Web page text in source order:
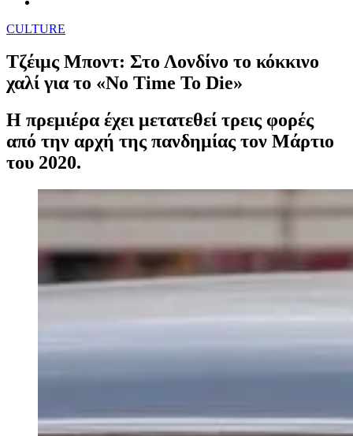
CULTURE
Τζέιμς Μποντ: Στο Λονδίνο το κόκκινο
χαλί για το «No Time To Die»
Η πρεμιέρα έχει μετατεθεί τρεις φορές
από την αρχή της πανδημίας τον Μάρτιο
του 2020.